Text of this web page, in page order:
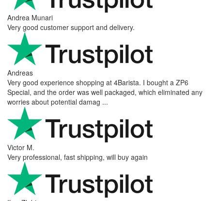
Andrea Munari
Very good customer support and delivery.
Andreas
Very good experience shopping at 4Barista. I bought a ZP6
Special, and the order was well packaged, which eliminated any
worries about potential damag ...
Victor M.
Very professional, fast shipping, will buy again